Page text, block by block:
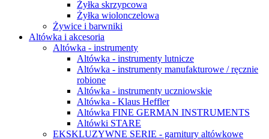
Żyłka skrzypcowa
Żyłka wiolonczelowa
Żywice i barwniki
Altówka i akcesoria
Altówka - instrumenty
Altówka - instrumenty lutnicze
Altówka - instrumenty manufakturowe / ręcznie
robione
Altówka - instrumenty uczniowskie
Altówka - Klaus Heffler
Altówka FINE GERMAN INSTRUMENTS
Altówki STARE
EKSKLUZYWNE SERIE - garnitury altówkowe